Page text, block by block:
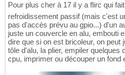
Pour plus cher à 17 il y a flirc qui
refroidissement passif (mais c'est
pas d'accès prévu au gpio...) d'un
juste un couvercle en alu, embouti
dire que si on est bricoleur, on peut
tôle d'alu, la plier, empiler quelques
cpu, imprimer ou découper un fond